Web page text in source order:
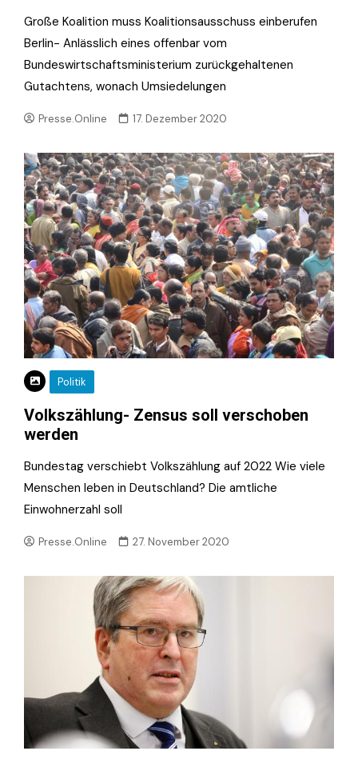
Große Koalition muss Koalitionsausschuss einberufen
Berlin- Anlässlich eines offenbar vom
Bundeswirtschaftsministerium zurückgehaltenen
Gutachtens, wonach Umsiedelungen
Presse.Online 17. Dezember 2020
Politik
Volkszählung- Zensus soll verschoben
werden
Bundestag verschiebt Volkszählung auf 2022 Wie viele
Menschen leben in Deutschland? Die amtliche
Einwohnerzahl soll
Presse.Online 27. November 2020